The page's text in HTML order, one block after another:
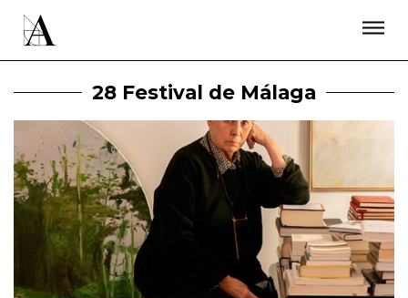
28 Festival de Málaga
RESIDENCIAS
ÚNETE A LA ACADEMIA DE CINE
PRENSA
NEWSLETTER